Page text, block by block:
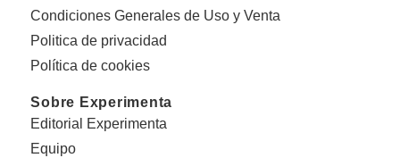
Condiciones Generales de Uso y Venta
Politica de privacidad
Política de cookies
Sobre Experimenta
Editorial Experimenta
Equipo